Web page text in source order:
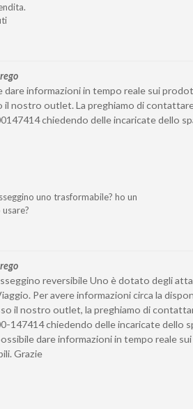
dare informazioni in tempo reale sui
il nostro outlet. La preghiamo di
chiedendo delle incaricate dello
uno trasformabile? ho un
reversibile Uno è dotato degli
Per avere informazioni circa la
il nostro outlet, la preghiamo di
147414 chiedendo delle incaricate dello
dare informazioni in tempo reale sui
Grazie